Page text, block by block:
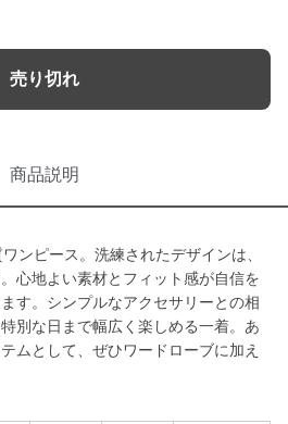
売り切れ
商品説明
ンピース。洗練されたデザインは、
心地よい素材とフィット感が自信を
す。シンプルなアクセサリーとの相
別な日まで幅広く楽しめる一着。あ
ムとして、ぜひワードローブに加え